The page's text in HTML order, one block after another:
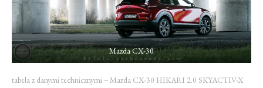
Mazda CX-30
tabela z danymi technicznymi – Mazda CX-30 HIKARI 2.0 SKYACTIV-X